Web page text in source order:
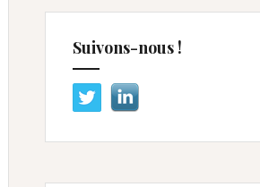
Suivons-nous !